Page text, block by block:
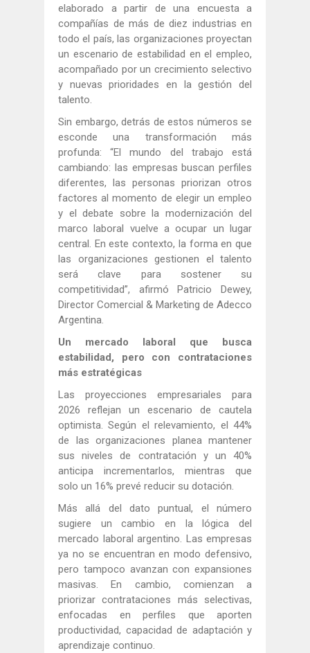
elaborado a partir de una encuesta a
compañías de más de diez industrias en
todo el país, las organizaciones proyectan
un escenario de estabilidad en el empleo,
acompañado por un crecimiento selectivo
y nuevas prioridades en la gestión del
talento.
Sin embargo, detrás de estos números se
esconde una transformación más
profunda: “El mundo del trabajo está
cambiando: las empresas buscan perfiles
diferentes, las personas priorizan otros
factores al momento de elegir un empleo
y el debate sobre la modernización del
marco laboral vuelve a ocupar un lugar
central. En este contexto, la forma en que
las organizaciones gestionen el talento
será clave para sostener su
competitividad”, afirmó Patricio Dewey,
Director Comercial & Marketing de Adecco
Argentina.
Un mercado laboral que busca
estabilidad, pero con contrataciones
más estratégicas
Las proyecciones empresariales para
2026 reflejan un escenario de cautela
optimista. Según el relevamiento, el 44%
de las organizaciones planea mantener
sus niveles de contratación y un 40%
anticipa incrementarlos, mientras que
solo un 16% prevé reducir su dotación.
Más allá del dato puntual, el número
sugiere un cambio en la lógica del
mercado laboral argentino. Las empresas
ya no se encuentran en modo defensivo,
pero tampoco avanzan con expansiones
masivas. En cambio, comienzan a
priorizar contrataciones más selectivas,
enfocadas en perfiles que aporten
productividad, capacidad de adaptación y
aprendizaje continuo.